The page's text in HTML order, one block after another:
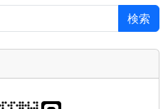
検索